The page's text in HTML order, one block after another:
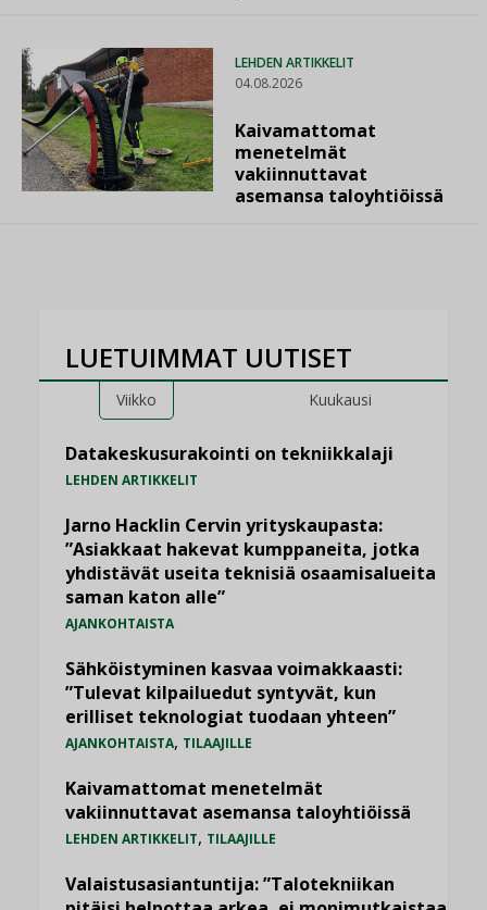
LEHDEN ARTIKKELIT
04.08.2026
Kaivamattomat
menetelmät
vakiinnuttavat
asemansa taloyhtiöissä
LUETUIMMAT UUTISET
Viikko Kuukausi
Datakeskusurakointi on tekniikkalaji
LEHDEN ARTIKKELIT
Jarno Hacklin Cervin yrityskaupasta:
”Asiakkaat hakevat kumppaneita, jotka
yhdistävät useita teknisiä osaamisalueita
saman katon alle”
AJANKOHTAISTA
Sähköistyminen kasvaa voimakkaasti:
”Tulevat kilpailuedut syntyvät, kun
erilliset teknologiat tuodaan yhteen”
AJANKOHTAISTA, TILAAJILLE
Kaivamattomat menetelmät
vakiinnuttavat asemansa taloyhtiöissä
LEHDEN ARTIKKELIT, TILAAJILLE
Valaistusasiantuntija: ”Talotekniikan